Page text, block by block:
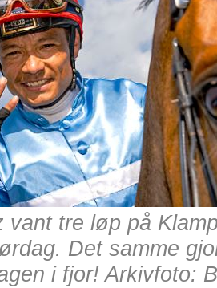
vant tre løp på
Det samme
i fjor! Arkivfoto: